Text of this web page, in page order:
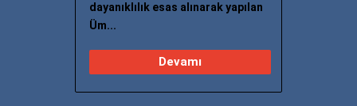
dayanıklılık esas alınarak yapılan
Üm...
Devamı